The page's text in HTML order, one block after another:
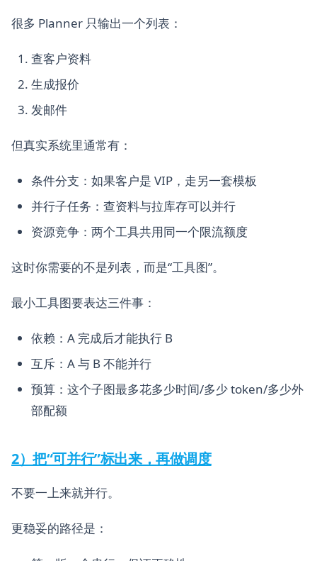
很多 Planner 只输出一个列表：
查客户资料
生成报价
发邮件
但真实系统里通常有：
条件分支：如果客户是 VIP，走另一套模板
并行子任务：查资料与拉库存可以并行
资源竞争：两个工具共用同一个限流额度
这时你需要的不是列表，而是“工具图”。
最小工具图要表达三件事：
依赖：A 完成后才能执行 B
互斥：A 与 B 不能并行
预算：这个子图最多花多少时间/多少 token/多少外
部配额
2）把“可并行”标出来，再做调度
不要一上来就并行。
更稳妥的路径是：